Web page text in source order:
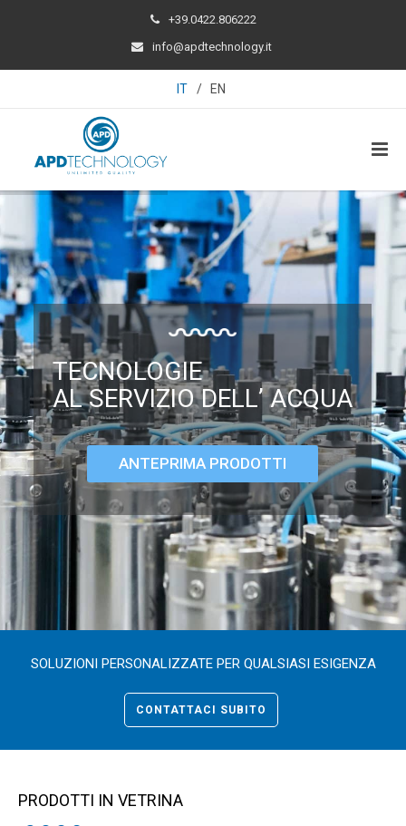
+39.0422.806222
info@apdtechnology.it
IT / EN
TECNOLOGIE
AL SERVIZIO DELL’ ACQUA
ANTEPRIMA PRODOTTI
SOLUZIONI PERSONALIZZATE PER QUALSIASI ESIGENZA
CONTATTACI SUBITO
PRODOTTI IN VETRINA